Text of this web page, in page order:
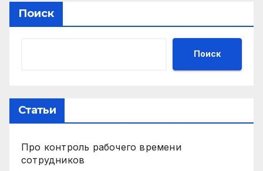
Поиск
Поиск
Статьи
Про контроль рабочего времени
сотрудников